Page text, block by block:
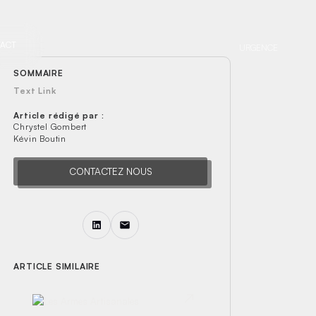
SOMMAIRE
Text Link
Article rédigé par :
Chrystel Gombert
Kévin Boutin
CONTACTEZ NOUS
ARTICLE SIMILAIRE